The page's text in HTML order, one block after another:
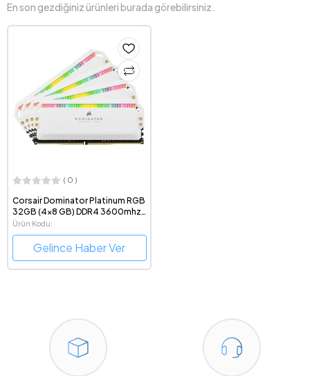
En son gezdiğiniz ürünleri burada görebilirsiniz.
( 0 )
Corsair Dominator Platinum RGB
32GB (4x8 GB) DDR4 3600mhz
CL18 Beyaz Ram
Ürün Kodu:
CMT32GX4M4C3600C18W
Gelince Haber Ver